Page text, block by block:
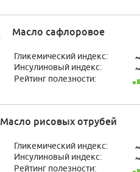
Масло сафлоровое
Гликемический индекс: ~
Инсулиновый индекс: ~
Рейтинг полезности:
Масло рисовых отрубей
Гликемический индекс: ~
Инсулиновый индекс: ~
Рейтинг полезности: